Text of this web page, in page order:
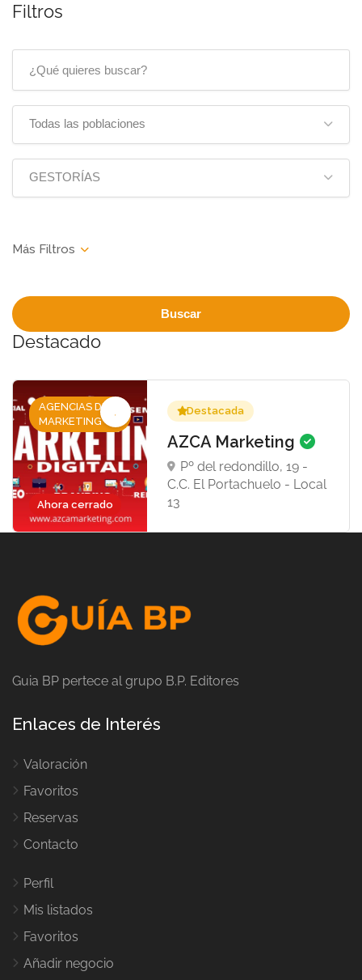
Filtros
Todas las poblaciones
GESTORÍAS
Buscar
Destacado
Ahora cerrado
AGENCIAS DE
MARKETING
Destacada
AZCA Marketing
Pº del redondillo, 19 -
C.C. El Portachuelo - Local
13
Guia BP pertece al grupo B.P. Editores
Enlaces de Interés
Valoración
Favoritos
Reservas
Contacto
Perfil
Mis listados
Favoritos
Añadir negocio